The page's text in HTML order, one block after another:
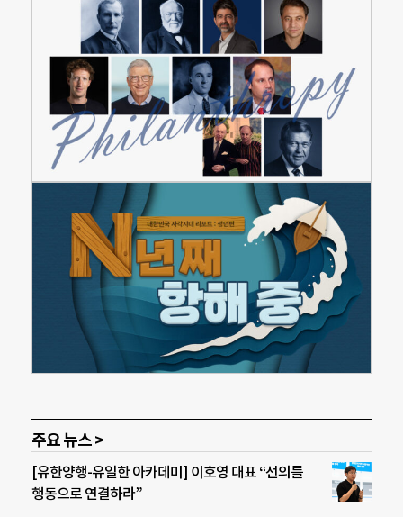
주요 뉴스 >
[유한양행-유일한 아카데미] 이호영 대표 “선의를
행동으로 연결하라”